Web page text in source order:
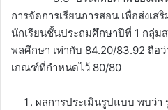
การจัดการเรียนการสอน เพื่อส่งเ
นักเรียนชั้นประถมศึกษาปีที่ 1 กลุ่ม
พลศึกษา เท่ากับ 84.20/83.92 ถือ
เกณฑ์ที่กำหนดไว้ 80/80
ผลการประเมินรูปแบบ พบว่า